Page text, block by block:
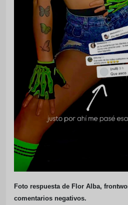
Foto respuesta de Flor Alba,
comentarios negativos.